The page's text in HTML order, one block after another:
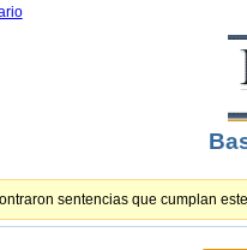
sentencias que cumplan